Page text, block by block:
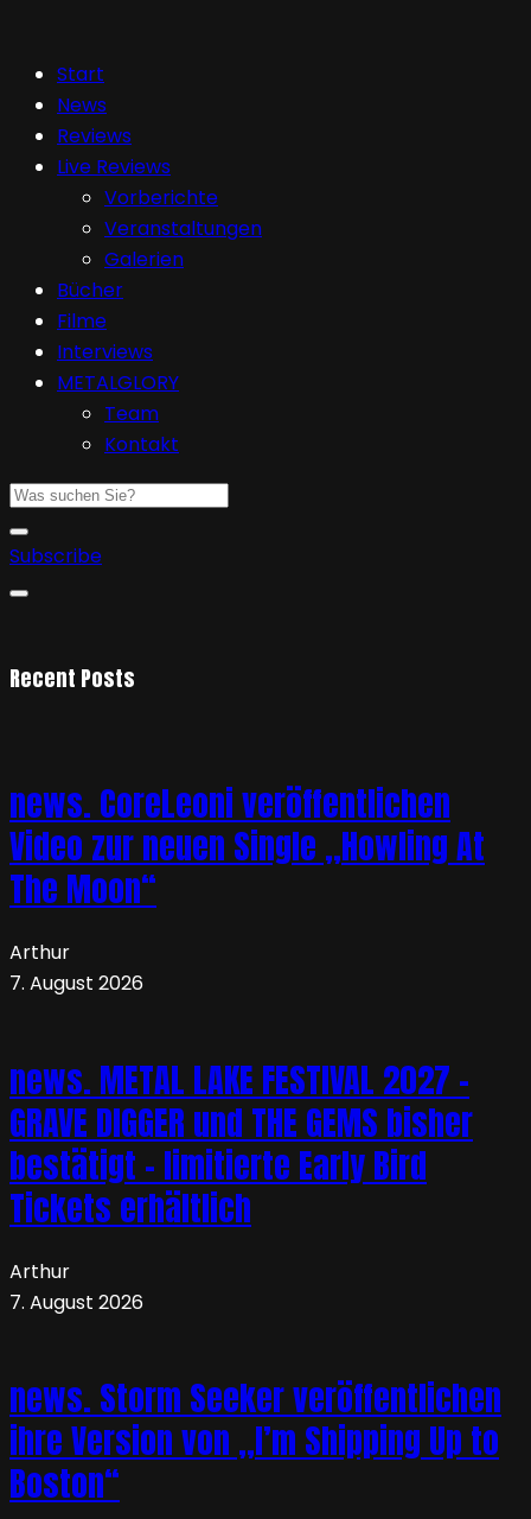
Start
News
Reviews
Live Reviews
Vorberichte
Veranstaltungen
Galerien
Bücher
Filme
Interviews
METALGLORY
Team
Kontakt
Subscribe
Recent Posts
news. CoreLeoni veröffentlichen
Video zur neuen Single „Howling At
The Moon“
Arthur
7. August 2026
news. METAL LAKE FESTIVAL 2027 –
GRAVE DIGGER und THE GEMS bisher
bestätigt – limitierte Early Bird
Tickets erhältlich
Arthur
7. August 2026
news. Storm Seeker veröffentlichen
ihre Version von „I’m Shipping Up to
Boston“